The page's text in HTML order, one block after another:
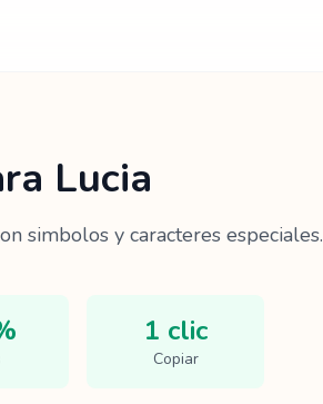
Lucia
simbolos y caracteres especiales.
1 clic
Copiar